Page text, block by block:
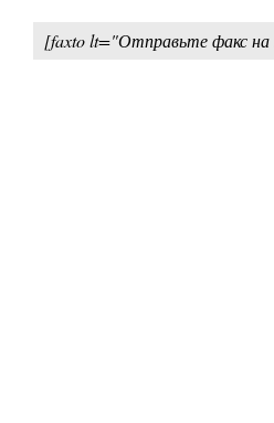
[faxto lt="Отправьте факс